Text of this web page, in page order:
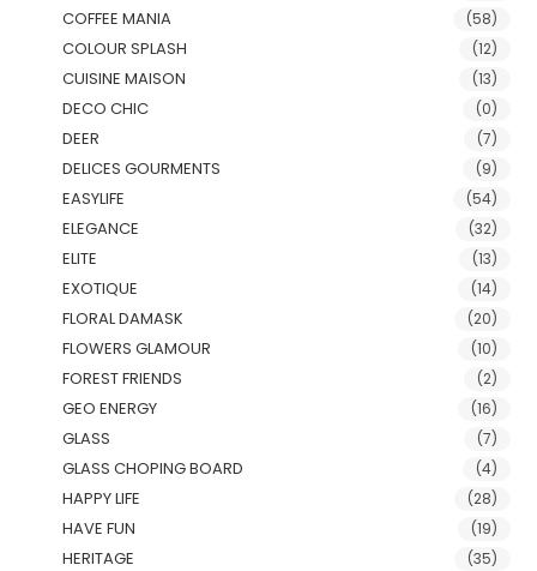
COFFEE MANIA (58)
COLOUR SPLASH (12)
CUISINE MAISON (13)
DECO CHIC (0)
DEER (7)
DELICES GOURMENTS (9)
EASYLIFE (54)
ELEGANCE (32)
ELITE (13)
EXOTIQUE (14)
FLORAL DAMASK (20)
FLOWERS GLAMOUR (10)
FOREST FRIENDS (2)
GEO ENERGY (16)
GLASS (7)
GLASS CHOPING BOARD (4)
HAPPY LIFE (28)
HAVE FUN (19)
HERITAGE (35)